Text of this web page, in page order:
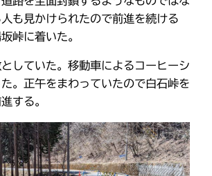
も見かけられたので前進を続ける
峠に着いた。
していた。移動車によるコーヒーシ
。正午をまわっていたので白石峠を
する。